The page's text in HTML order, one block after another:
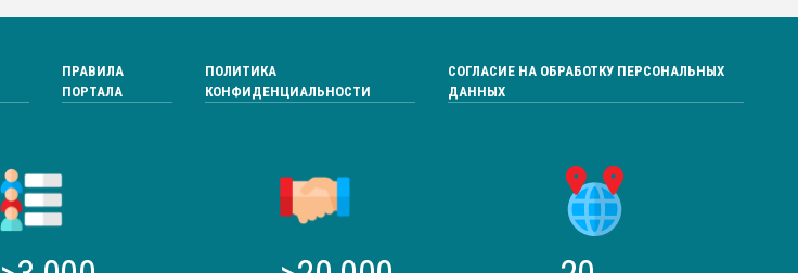
ПРАВИЛА
ПОРТАЛА
ПОЛИТИКА
КОНФИДЕНЦИАЛЬНОСТИ
СОГЛАСИЕ НА ОБРАБОТКУ ПЕРСОНАЛЬНЫХ
ДАННЫХ